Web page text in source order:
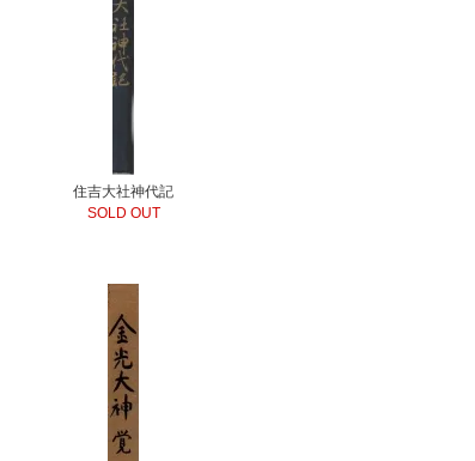
住吉大社神代記
SOLD OUT